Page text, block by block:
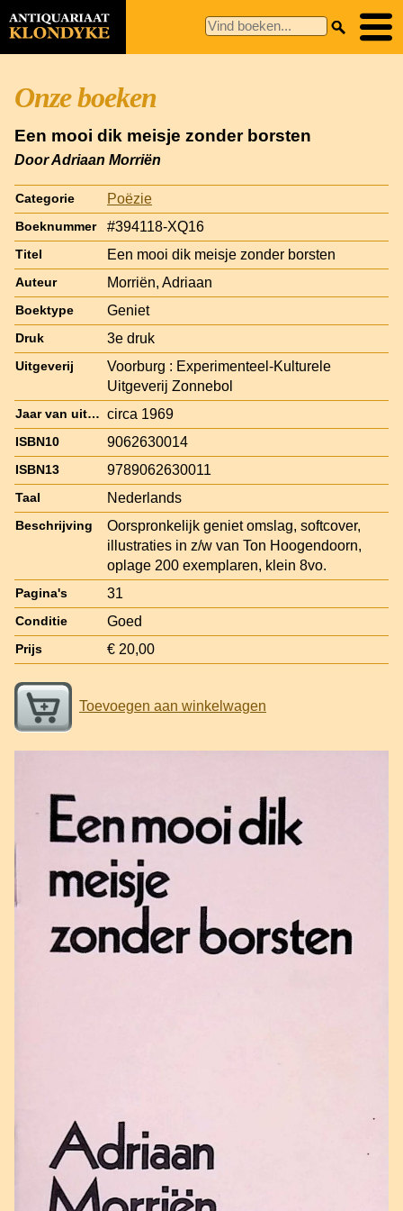
Onze boeken
Een mooi dik meisje zonder borsten
Door Adriaan Morriën
Categorie Poëzie
Boeknummer #394118-XQ16
Titel Een mooi dik meisje zonder borsten
Auteur Morriën, Adriaan
Boektype Geniet
Druk 3e druk
Uitgeverij
Voorburg : Experimenteel-Kulturele
Uitgeverij Zonnebol
Jaar van uitgave circa 1969
ISBN10 9062630014
ISBN13 9789062630011
Taal Nederlands
Beschrijving
Oorspronkelijk geniet omslag, softcover,
illustraties in z/w van Ton Hoogendoorn,
oplage 200 exemplaren, klein 8vo.
Pagina's 31
Conditie Goed
Prijs € 20,00
Toevoegen aan winkelwagen